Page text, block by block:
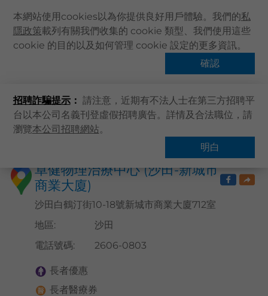
本網站使用cookies以為你提供良好用戶體驗。我們的私
隱政策載列有關我們收集的 cookie 類型、我們使用這些
cookie 的目的以及如何管理 cookie 設定的更多資訊。
確認
招聘詐騙提示： 請注意，近期有不法人士在第三方招聘平
台以本公司名義刊登虛假招聘廣告。詳情及合法職位，請
瀏覽本公司招聘網站。
明白
主頁
卓健服務
卓健手機App
最新資訊
聯絡我們
搜尋醫療服務
登記 / 登入
立即預約
語言
主頁 搜尋醫療服務
卓健物理治療中心 (沙田-新城市
商業大廈)
沙田白鶴汀街10-18號新城市商業大廈712室
地區:
沙田
電話號碼: 2606-0803
長者優惠
長者醫療券